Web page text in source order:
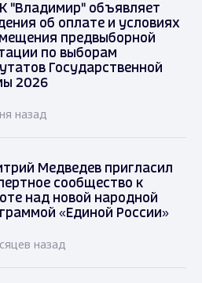
"Владимир" объявляет
об оплате и условиях
предвыборной
по выборам
Государственной
2026
назад
Медведев пригласил
сообщество к
над новой народной
«Единой России»
назад